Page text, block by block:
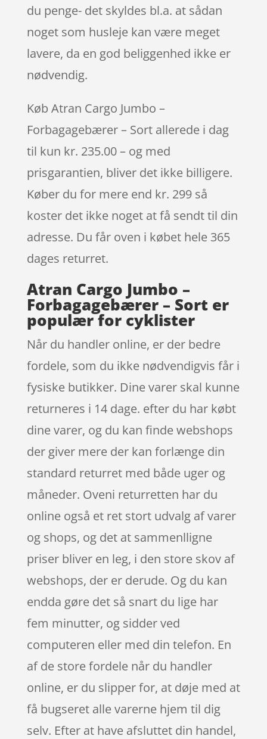
du penge- det skyldes bl.a. at sådan
noget som husleje kan være meget
lavere, da en god beliggenhed ikke er
nødvendig.
Køb Atran Cargo Jumbo –
Forbagagebærer – Sort allerede i dag
til kun kr. 235.00 – og med
prisgarantien, bliver det ikke billigere.
Køber du for mere end kr. 299 så
koster det ikke noget at få sendt til din
adresse. Du får oven i købet hele 365
dages returret.
Atran Cargo Jumbo –
Forbagagebærer – Sort er
populær for cyklister
Når du handler online, er der bedre
fordele, som du ikke nødvendigvis får i
fysiske butikker. Dine varer skal kunne
returneres i 14 dage. efter du har købt
dine varer, og du kan finde webshops
der giver mere der kan forlænge din
standard returret med både uger og
måneder. Oveni returretten har du
online også et ret stort udvalg af varer
og shops, og det at sammenlligne
priser bliver en leg, i den store skov af
webshops, der er derude. Og du kan
endda gøre det så snart du lige har
fem minutter, og sidder ved
computeren eller med din telefon. En
af de store fordele når du handler
online, er du slipper for, at døje med at
få bugseret alle varerne hjem til dig
selv. Efter at have afsluttet din handel,